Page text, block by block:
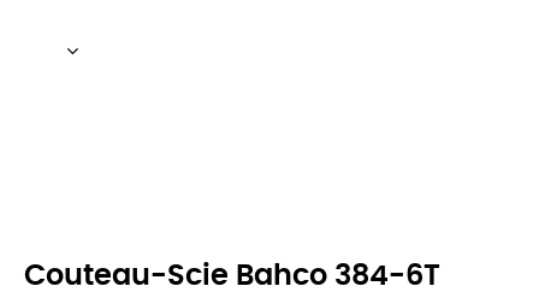
Couteau-Scie Bahco 384-6T